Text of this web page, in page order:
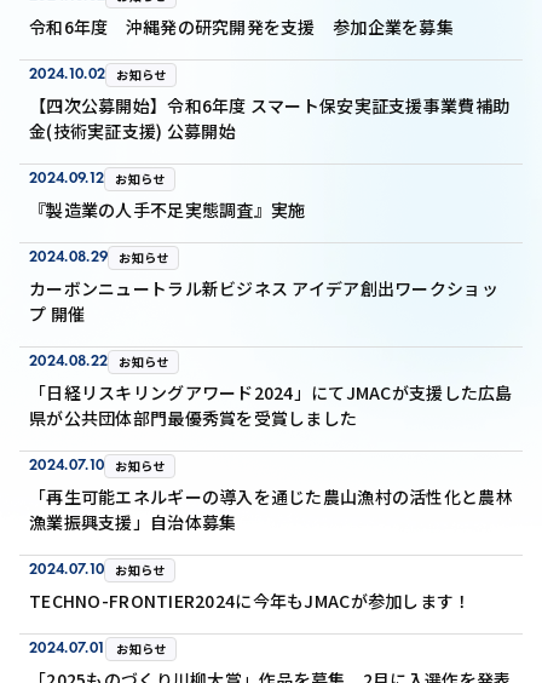
令和6年度 沖縄発の研究開発を支援 参加企業を募集
2024.10.02 お知らせ
【四次公募開始】令和6年度 スマート保安実証支援事業費補助
金(技術実証支援) 公募開始
2024.09.12 お知らせ
『製造業の人手不足実態調査』実施
2024.08.29 お知らせ
カーボンニュートラル新ビジネス アイデア創出ワークショッ
プ 開催
2024.08.22 お知らせ
「日経リスキリングアワード2024」にてJMACが支援した広島
県が公共団体部門最優秀賞を受賞しました
2024.07.10 お知らせ
「再生可能エネルギーの導入を通じた農山漁村の活性化と農林
漁業振興支援」自治体募集
2024.07.10 お知らせ
TECHNO-FRONTIER2024に今年もJMACが参加します！
2024.07.01 お知らせ